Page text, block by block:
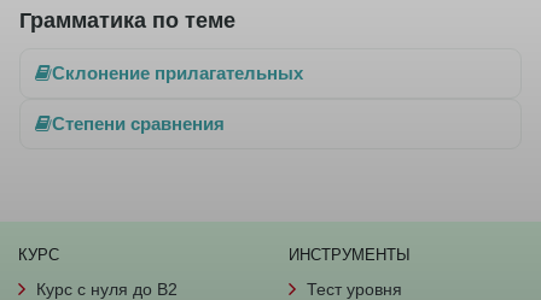
Грамматика по теме
Склонение прилагательных
Степени сравнения
КУРС
Курс с нуля до B2
ИНСТРУМЕНТЫ
Тест уровня